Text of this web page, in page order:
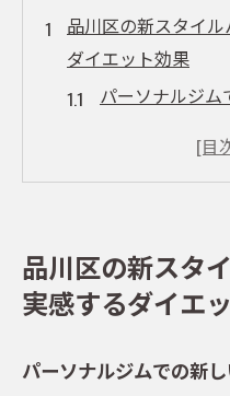
品川区の新スタイ
ダイエット効果
パーソナルジ
お客様の声：
遠赤外線マット
個別プランが実
継続しやすいト
品川区の新スタ
実感するダイエ
パーソナルジムでの新